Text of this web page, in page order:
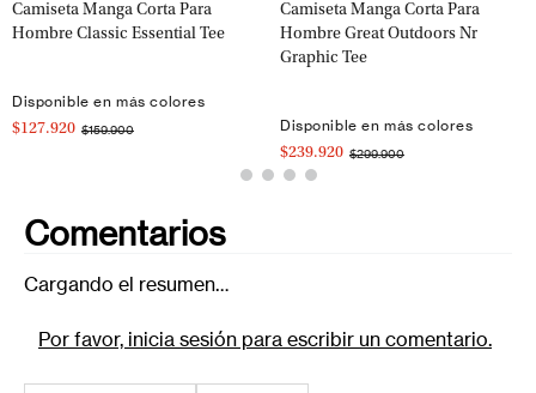
Camiseta Manga Corta Para
Hombre Classic Essential Tee
Disponible en más colores
$127.920 $159.900
Camiseta Manga Corta Para
Hombre Great Outdoors Nr
Graphic Tee
Disponible en más colores
$239.920 $299.900
Comentarios
Cargando el resumen…
Por favor, inicia sesión para escribir un comentario.